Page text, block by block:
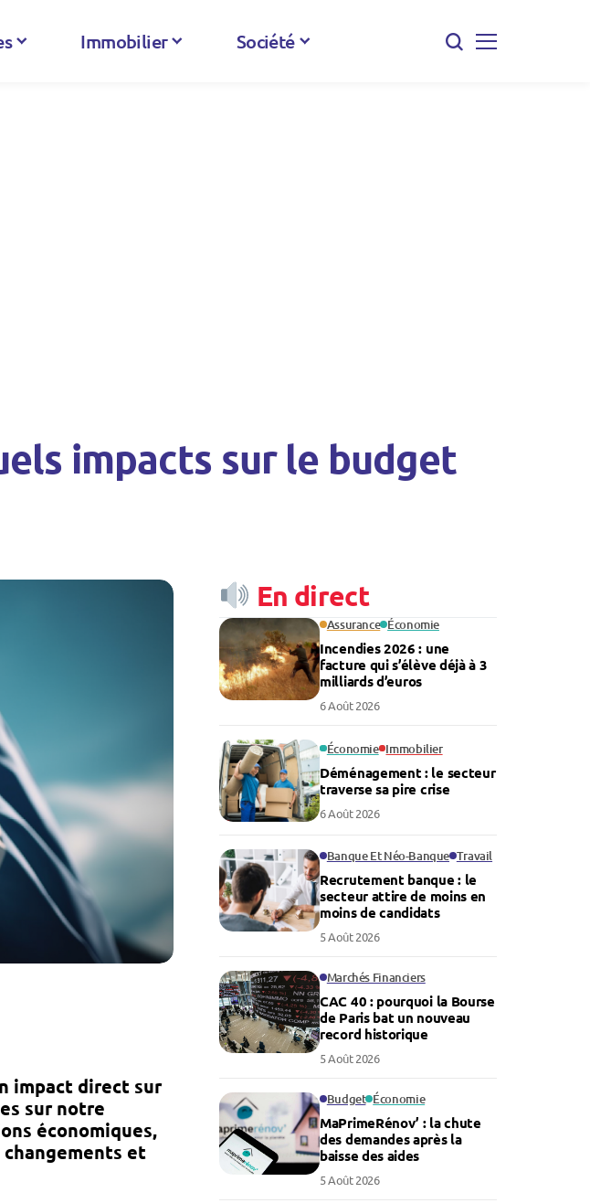
Immobilier Société
impacts sur le budget
impact direct sur
sur notre
économiques,
et
En direct
Assurance Économie
Incendies 2026 : une
facture qui s’élève déjà à 3
milliards d’euros
6 Août 2026
Économie Immobilier
Déménagement : le secteur
traverse sa pire crise
6 Août 2026
Banque Et Néo-Banque Travail
Recrutement banque : le
secteur attire de moins en
moins de candidats
5 Août 2026
Marchés Financiers
CAC 40 : pourquoi la Bourse
de Paris bat un nouveau
record historique
5 Août 2026
Budget Économie
MaPrimeRénov’ : la chute
des demandes après la
baisse des aides
5 Août 2026